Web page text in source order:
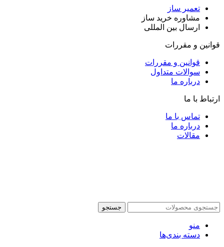
تعمیر ساز
مشاوره خرید ساز
ارسال بین المللی
قوانین و مقررات
قوانین و مقررات
سوالات متداول
درباره ما
ارتباط با ما
تماس با ما
درباره ما
مقالات
جستجو
منو
دسته بندی‌ها